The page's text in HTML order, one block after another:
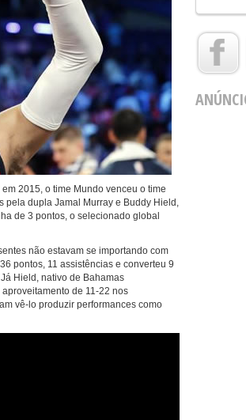
2015, o time Mundo venceu o time
pela dupla Jamal Murray e Buddy Hield,
de 3 pontos, o selecionado global
não estavam se importando com
pontos, 11 assistências e converteu 9
Hield, nativo de Bahamas
de 11-22 nos
vê-lo produzir performances como